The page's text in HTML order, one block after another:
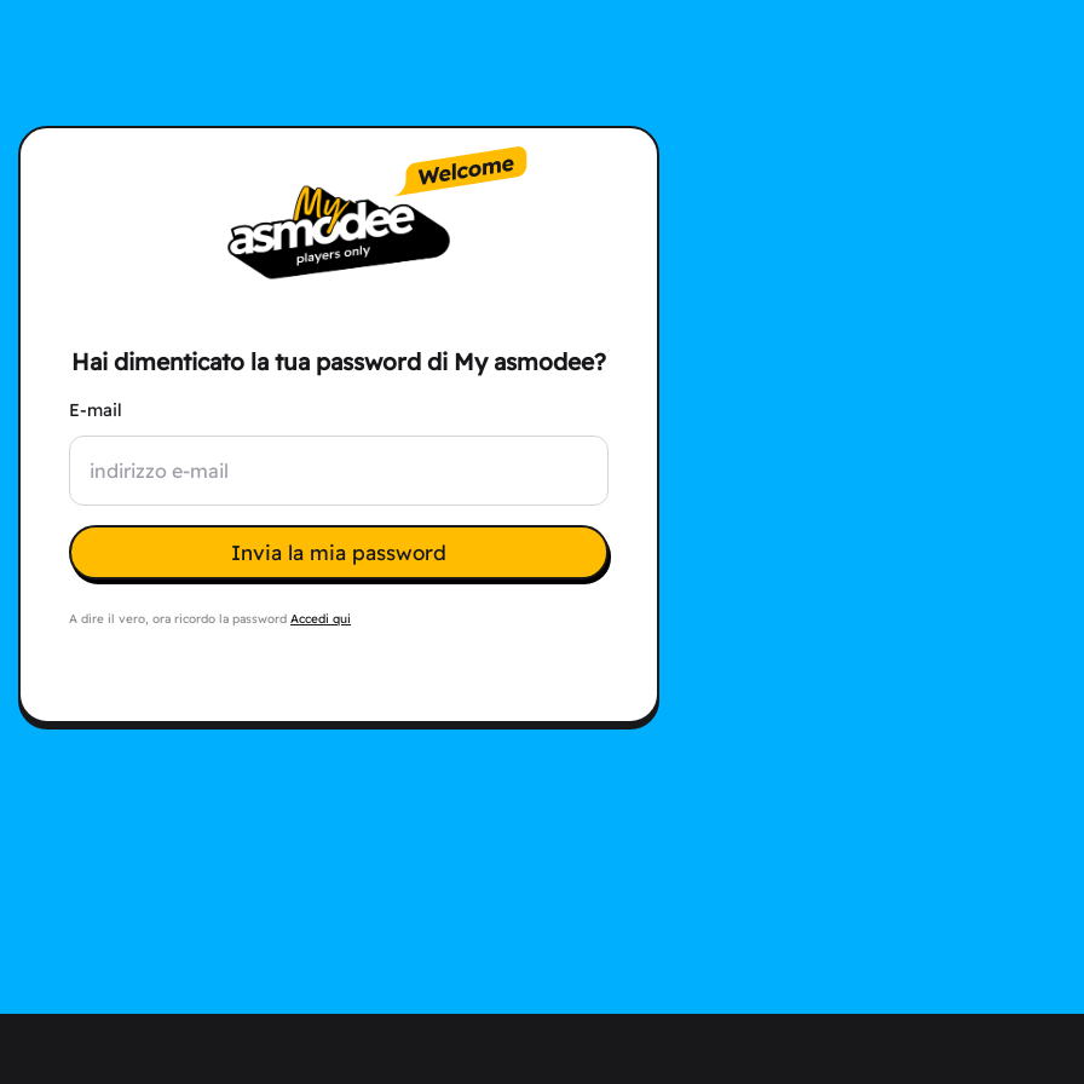
Hai dimenticato la tua password di My asmodee?
E-mail
Invia la mia password
A dire il vero, ora ricordo la password Accedi qui